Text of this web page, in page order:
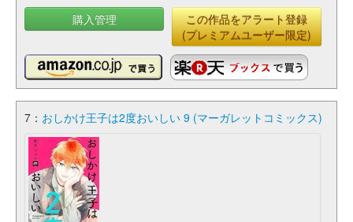
購入管理
この作品をアラート登録
(プレミアムユーザー限定)
7： おしかけ王子は2度おいしい 9 (マーガレットコミックス)